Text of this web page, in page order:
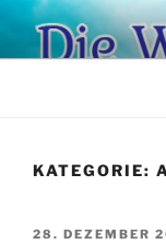
Zum
Inhalt
springen
KATEGORIE:
28. DEZEMBER